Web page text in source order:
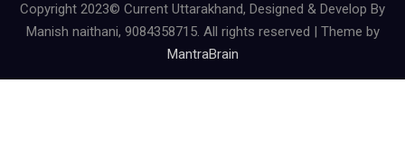
Copyright 2023© Current Uttarakhand, Designed & Develop By
Manish naithani, 9084358715. All rights reserved | Theme by
MantraBrain